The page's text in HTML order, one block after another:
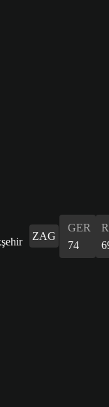
ZAG
GER
74